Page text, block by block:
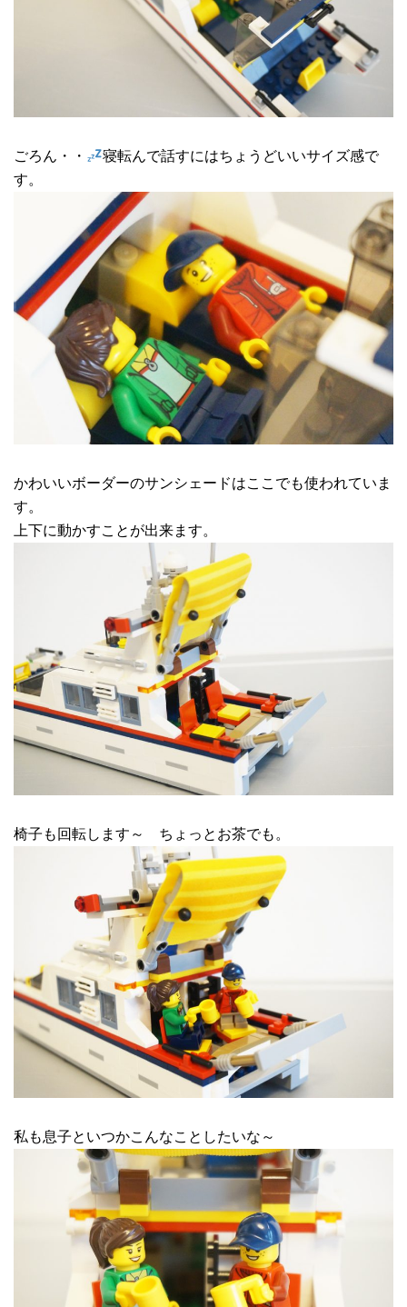
ごろん・・
寝転んで話すにはちょうどいいサイズ感で
す。
かわいいボーダーのサンシェードはここでも使われていま
す。
上下に動かすことが出来ます。
椅子も回転します～ ちょっとお茶でも。
私も息子といつかこんなことしたいな～